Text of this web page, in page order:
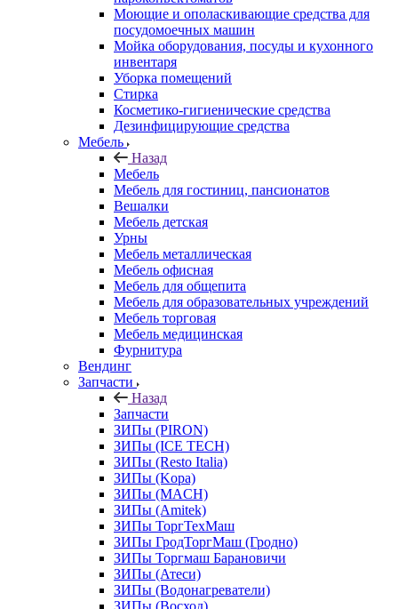
Моющие и ополаскивающие средства для
посудомоечных машин
Мойка оборудования, посуды и кухонного
инвентаря
Уборка помещений
Стирка
Косметико-гигиенические средства
Дезинфицирующие средства
Мебель
Назад
Мебель
Мебель для гостиниц, пансионатов
Вешалки
Мебель детская
Урны
Мебель металлическая
Мебель офисная
Мебель для общепита
Мебель для образовательных учреждений
Мебель торговая
Мебель медицинская
Фурнитура
Вендинг
Запчасти
Назад
Запчасти
ЗИПы (PIRON)
ЗИПы (ICE TECH)
ЗИПы (Resto Italia)
ЗИПы (Kopa)
ЗИПы (MACH)
ЗИПы (Amitek)
ЗИПы ТоргТехМаш
ЗИПы ГродТоргМаш (Гродно)
ЗИПы Торгмаш Барановичи
ЗИПы (Атеси)
ЗИПы (Водонагреватели)
ЗИПы (Восход)